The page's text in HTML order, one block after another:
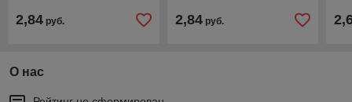
2,84 руб. 2,84руб.
О нас